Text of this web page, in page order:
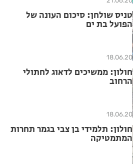
טניס שולחן: סיכום העונה של
הפועל בת ים
18.06.20
חולון: ממשיכים לדאוג לחתולי
הרחוב
18.06.20
חולון: תלמידי בן צבי בגמר תחרות
המתמטיקה